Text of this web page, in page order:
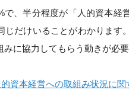
で、半分程度が「人的資本
じだけいることがわかりま
みに協力してもらう動きが必
的資本経営への取組み状況に